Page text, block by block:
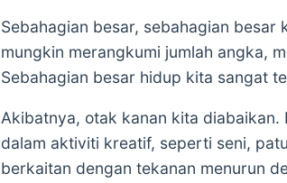
Sebahagian besar, sebahagian
mungkin merangkumi jumlah angka,
Sebahagian besar hidup kita sangat
Akibatnya, otak kanan kita
dalam aktiviti kreatif, seperti seni,
berkaitan dengan tekanan menurun